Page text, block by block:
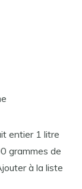
entier 1 litre
grammes de
à la liste